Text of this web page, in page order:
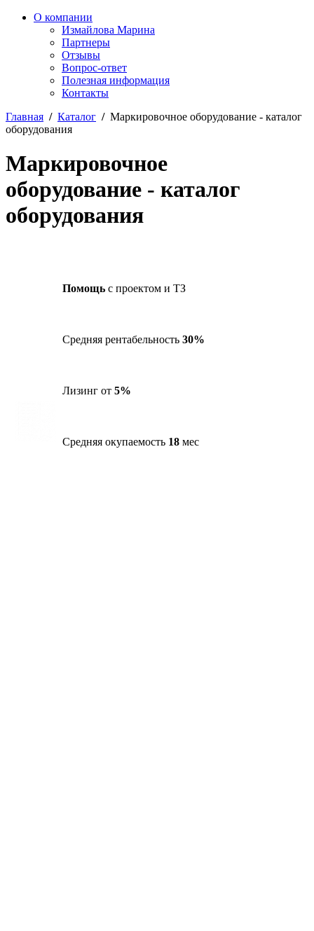
О компании
Измайлова Марина
Партнеры
Отзывы
Вопрос-ответ
Полезная информация
Контакты
Главная / Каталог / Маркировочное оборудование - каталог
оборудования
Маркировочное
оборудование - каталог
оборудования
Помощь с проектом и ТЗ
Средняя рентабельность 30%
Лизинг от 5%
Средняя окупаемость 18 мес